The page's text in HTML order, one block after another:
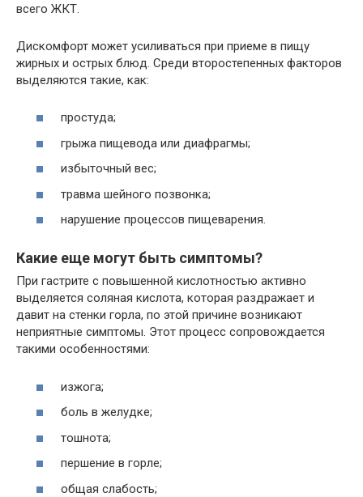
всего ЖКТ.
Дискомфорт может усиливаться при приеме в пищу
жирных и острых блюд. Среди второстепенных факторов
выделяются такие, как:
простуда;
грыжа пищевода или диафрагмы;
избыточный вес;
травма шейного позвонка;
нарушение процессов пищеварения.
Какие еще могут быть симптомы?
При гастрите с повышенной кислотностью активно
выделяется соляная кислота, которая раздражает и
давит на стенки горла, по этой причине возникают
неприятные симптомы. Этот процесс сопровождается
такими особенностями:
изжога;
боль в желудке;
тошнота;
першение в горле;
общая слабость;